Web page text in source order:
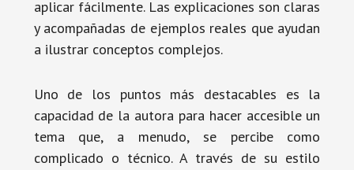
aplicar fácilmente. Las explicaciones son claras
y acompañadas de ejemplos reales que ayudan
a ilustrar conceptos complejos.
Uno de los puntos más destacables es la
capacidad de la autora para hacer accesible un
tema que, a menudo, se percibe como
complicado o técnico. A través de su estilo